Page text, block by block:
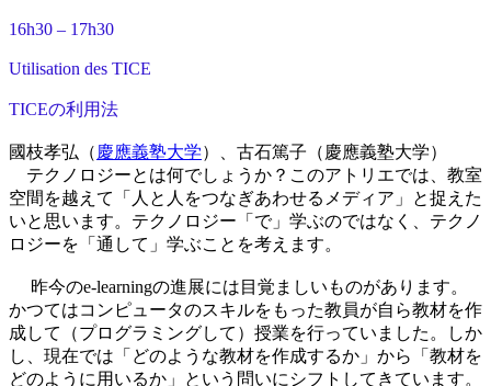
16h30 – 17h30
Utilisation des TICE
TICEの利用法
國枝孝弘（ 慶應義塾大学）、古石篤子（慶應義塾大学）
テクノロジーとは何でしょうか？このアトリエでは、教室
空間を越えて「人と人をつなぎあわせるメディア」と捉えた
いと思います。テクノロジー「で」学ぶのではなく、テクノ
ロジーを「通して」学ぶことを考えます。
昨今のe-learningの進展には目覚ましいものがあります。
かつてはコンピュータのスキルをもった教員が自ら教材を作
成して（プログラミングして）授業を行っていました。しか
し、現在では「どのような教材を作成するか」から「教材を
どのように用いるか」という問いにシフトしてきています。